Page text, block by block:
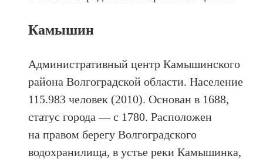
Камышин
Административный центр Камышинского
района Волгоградской области. Население
115.983 человек (2010). Основан в 1688,
статус города — с 1780. Расположен
на правом берегу Волгоградского
водохранилища, в устье реки Камышинка,